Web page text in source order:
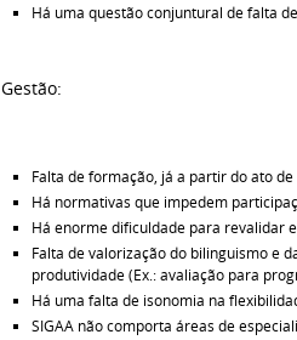
Há uma questão conjuntural de falta
Gestão:
Falta de formação, já a partir do ato
Há normativas que impedem
Há enorme dificuldade para revalidar
Falta de valorização do bilinguismo e
produtividade (Ex.: avaliação para
Há uma falta de isonomia na
SIGAA não comporta áreas de